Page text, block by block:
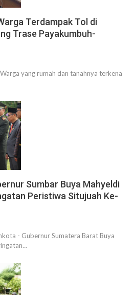
Terdampak Tol di
Trase Payakumbuh-
yang rumah dan tanahnya terkena
Sumbar Buya Mahyeldi
Peristiwa Situjuah Ke-
- Gubernur Sumatera Barat Buya